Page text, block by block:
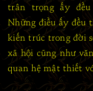
trân trọng ấy
Những điều ấy đều
kiến trúc trong đời
xã hội cũng như
quan hệ mật thiết